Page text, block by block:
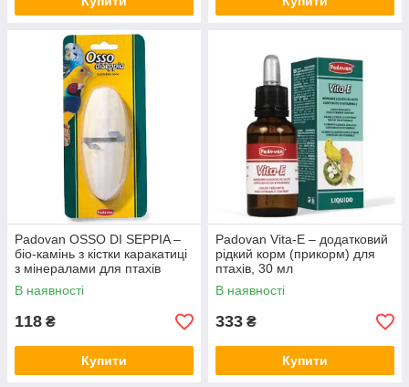
Padovan OSSO DI SEPPIA –
біо-камінь з кістки каракатиці
з мінералами для птахів
В наявності
118 ₴
Купити
Padovan Vita-E – додатковий
рідкий корм (прикорм) для
птахів, 30 мл
В наявності
333 ₴
Купити